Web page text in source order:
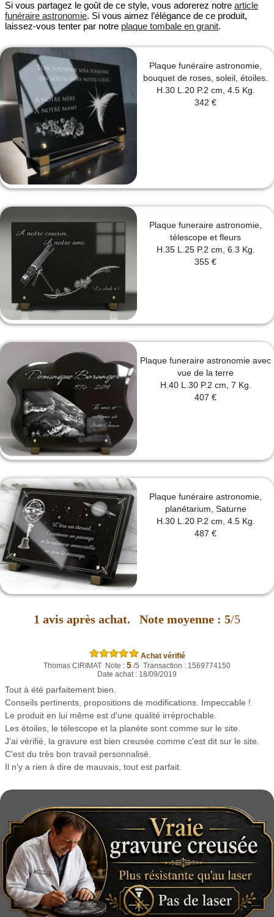
Si vous partagez le goût de ce style, vous adorerez notre article
funéraire astronomie. Si vous aimez l’élégance de ce produit,
laissez-vous tenter par notre plaque tombale en granit.
Plaque funéraire astronomie,
bouquet de roses, soleil, étoiles.
H.30 L.20 P.2 cm, 4.5 Kg.
342 €
Plaque funeraire astronomie,
télescope et fleurs
H.35 L.25 P.2 cm, 6.3 Kg.
355 €
Plaque funeraire astronomie avec
vue de la terre
H.40 L.30 P.2 cm, 7 Kg.
407 €
Plaque funéraire astronomie,
planétarium, Saturne
H.30 L.20 P.2 cm, 4.5 Kg.
487 €
1 avis après achat. Note moyenne : 5/5
Achat vérifié
Thomas CIRIMAT Note : 5 /5 Transaction : 1569774150
Date achat : 18/09/2019
Tout à été parfaitement bien.
Conseils pertinents, propositions de modifications. Impeccable !
Le produit en lui même est d'une qualité irréprochable.
Les étoiles, le télescope et la planète sont comme sur le site.
J'ai vérifié, la gravure est bien creusée comme c'est dit sur le site.
C'est du très bon travail personnalisé.
Il n'y a rien à dire de mauvais, tout est parfait.